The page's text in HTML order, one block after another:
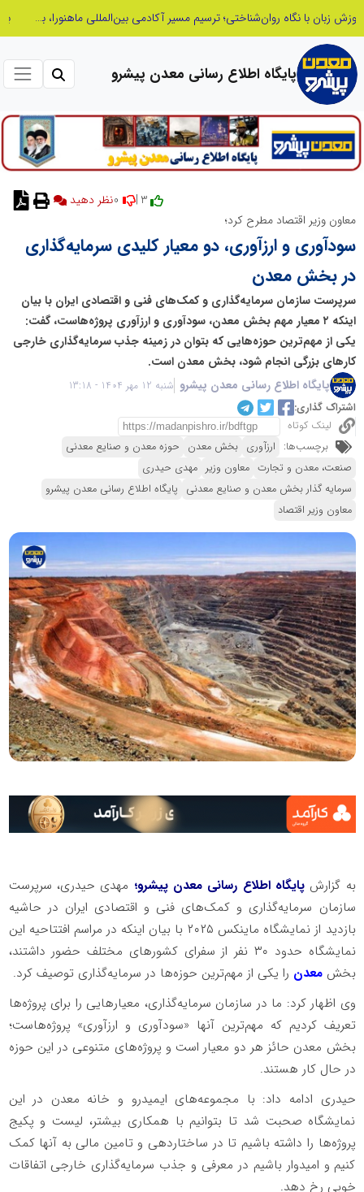
پایگاه اطلاع رسانی معدن پیشرو
3 |
معاون وزیر اقتصاد مطرح کرد؛
سودآوری و ارزآوری، دو معیار کلیدی سرمایه‌گذاری
در بخش معدن
سرپرست سازمان سرمایه‌گذاری و کمک‌های فنی و اقتصادی ایران با بیان
اینکه ۲ معیار مهم بخش معدن، سودآوری و ارزآوری پروژه‌هاست، گفت:
یکی از مهم‌ترین حوزه‌هایی که بتوان در زمینه جذب سرمایه‌گذاری خارجی
کارهای بزرگی انجام شود، بخش معدن است.
پایگاه اطلاع رسانی معدن پیشرو شنبه 12 مهر 1404 - 13:18
اشتراک گذاری:
لینک کوتاه
برچسب‌ها: ارزآوری بخش معدن حوزه معدن و صنایع معدنی
صنعت، معدن و تجارت معاون وزیر مهدی حیدری
سرمایه گذار بخش معدن و صنایع معدنی پایگاه اطلاع رسانی معدن پیشرو
معاون وزیر اقتصاد
به گزارشپایگاه اطلاع رسانی معدن پیشرو؛ مهدی حیدری، سرپرست
سازمان سرمایه‌گذاری و کمک‌های فنی و اقتصادی ایران در حاشیه
بازدید از نمایشگاه ماینکس ۲۰۲۵ با بیان اینکه در مراسم افتتاحیه این
نمایشگاه حدود ۳۰ نفر از سفرای کشورهای مختلف حضور داشتند،
بخش معدن را یکی از مهم‌ترین حوزه‌ها در سرمایه‌گذاری توصیف کرد.
وی اظهار کرد: ما در سازمان سرمایه‌گذاری، معیارهایی را برای پروژه‌ها
تعریف کردیم که مهم‌ترین آنها «سودآوری و ارزآوری» پروژه‌هاست؛
بخش معدن حائز هر دو معیار است و پروژه‌های متنوعی در این حوزه
در حال کار هستند.
حیدری ادامه داد: با مجموعه‌های ایمیدرو و خانه معدن در این
نمایشگاه صحبت شد تا بتوانیم با همکاری بیشتر، لیست و پکیج
پروژه‌ها را داشته باشیم تا در ساختاردهی و تامین مالی به آنها کمک
کنیم و امیدوار باشیم در معرفی و جذب سرمایه‌گذاری خارجی اتفاقات
خوبی رخ دهد.